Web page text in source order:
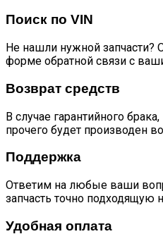
Поиск по VIN
Не нашли нужной запчасти?
форме обратной связи с
Возврат средств
В случае гарантийного
прочего будет производен
Поддержка
Ответим на любые ваши
запчасть точно подходящую
Удобная оплата